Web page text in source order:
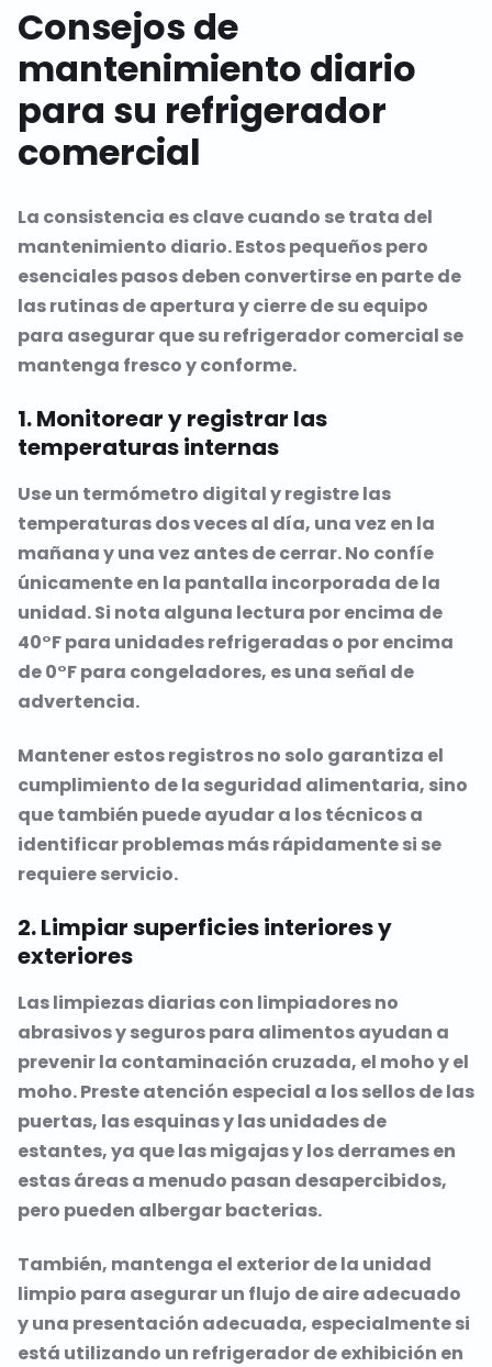
Consejos de
mantenimiento diario
para su refrigerador
comercial
La consistencia es clave cuando se trata del
mantenimiento diario. Estos pequeños pero
esenciales pasos deben convertirse en parte de
las rutinas de apertura y cierre de su equipo
para asegurar que su refrigerador comercial se
mantenga fresco y conforme.
1. Monitorear y registrar las
temperaturas internas
Use un termómetro digital y registre las
temperaturas dos veces al día, una vez en la
mañana y una vez antes de cerrar. No confíe
únicamente en la pantalla incorporada de la
unidad. Si nota alguna lectura por encima de
40°F para unidades refrigeradas o por encima
de 0°F para congeladores, es una señal de
advertencia.
Mantener estos registros no solo garantiza el
cumplimiento de la seguridad alimentaria, sino
que también puede ayudar a los técnicos a
identificar problemas más rápidamente si se
requiere servicio.
2. Limpiar superficies interiores y
exteriores
Las limpiezas diarias con limpiadores no
abrasivos y seguros para alimentos ayudan a
prevenir la contaminación cruzada, el moho y el
moho. Preste atención especial a los sellos de las
puertas, las esquinas y las unidades de
estantes, ya que las migajas y los derrames en
estas áreas a menudo pasan desapercibidos,
pero pueden albergar bacterias.
También, mantenga el exterior de la unidad
limpio para asegurar un flujo de aire adecuado
y una presentación adecuada, especialmente si
está utilizando un refrigerador de exhibición en